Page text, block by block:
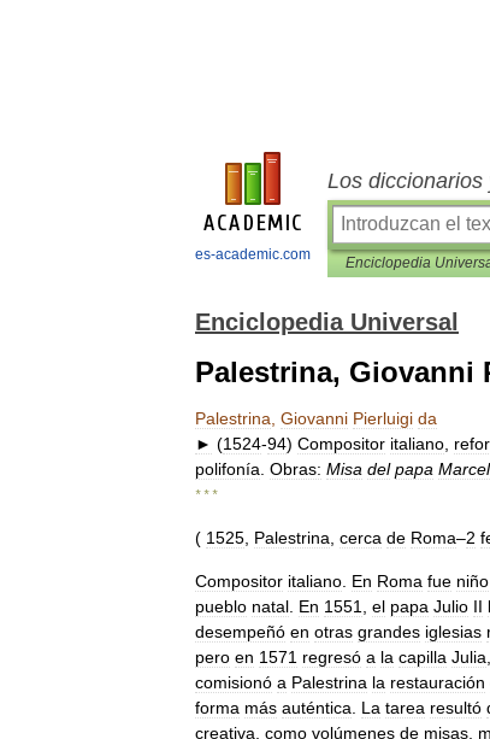
es-academic.com
Los diccionarios
Enciclopedia
Enciclopedia Universal
Palestrina, Giovanni
Palestrina Giovanni Pierluigi da
► (1524-94) Compositor italiano
polifonía Obras: Misa del papa
* * *
( 1525 Palestrina cerca de Roma–2
Compositor italiano En Roma fue niño
pueblo natal En 1551 el papa Julio II
desempeñó en otras grandes iglesias
pero en 1571 regresó a la capilla Julia
comisionó a Palestrina la restauración
forma más auténtica La tarea resultó
creativa como volúmenes de misas